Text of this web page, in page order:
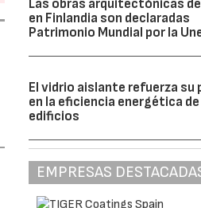
Las obras arquitectónicas
en Finlandia son declaradas
Patrimonio Mundial por la
El vidrio aislante refuerza su
en la eficiencia energética
edificios
EMPRESAS